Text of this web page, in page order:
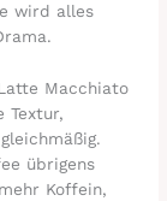
wird alles
Macchiato
Textur,
übrigens
Koffein,